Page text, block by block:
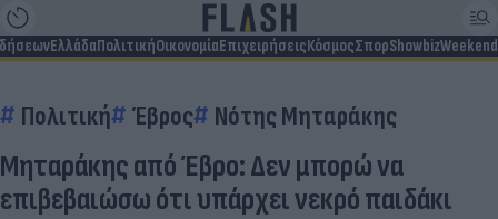
ΕλλάδαΠολιτικήΟικονομίαΕπιχειρήσειςΚόσμοςΣπορShowbizWeekend
Πολιτική Έβρος Νότης Μηταράκης
Μηταράκης από Έβρο: Δεν μπορώ να
επιβεβαιώσω ότι υπάρχει νεκρό παιδάκι